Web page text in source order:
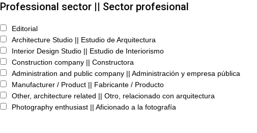
Professional sector || Sector profesional
Editorial
Architecture Studio || Estudio de Arquitectura
Interior Design Studio || Estudio de Interiorismo
Construction company || Constructora
Administration and public company || Administración y empresa pública
Manufacturer / Product || Fabricante / Producto
Other, architecture related || Otro, relacionado con arquitectura
Photography enthusiast || Aficionado a la fotografía